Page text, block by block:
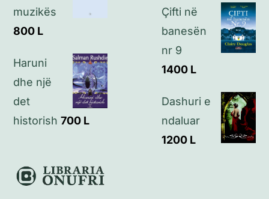
muzikës
800 L
Haruni
dhe një
det
historish 700 L
Çifti në
banesën
nr 9
1400 L
Dashuri e
ndaluar
1200 L